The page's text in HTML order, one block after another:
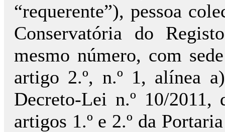
“requerente”), pessoa
Conservatória do
mesmo número, com
artigo 2.º, n.º 1, alínea
Decreto-Lei n.º 10/
artigos 1.º e 2.º da